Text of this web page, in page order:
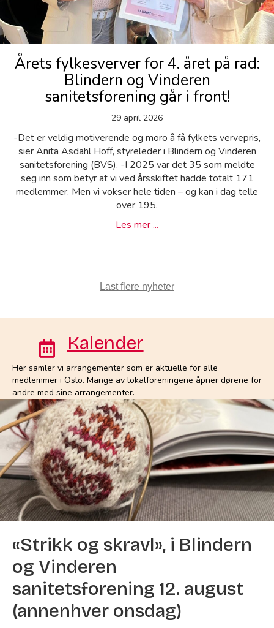
Årets fylkesverver for 4. året på rad:
Blindern og Vinderen
sanitetsforening går i front!
29 april 2026
-Det er veldig motiverende og moro å få fylkets vervepris,
sier Anita Asdahl Hoff, styreleder i Blindern og Vinderen
sanitetsforening (BVS). -I 2025 var det 35 som meldte
seg inn som betyr at vi ved årsskiftet hadde totalt 171
medlemmer. Men vi vokser hele tiden – og kan i dag telle
over 195.
Les mer ...
Last flere nyheter
Kalender
Her samler vi arrangementer som er aktuelle for alle
medlemmer i Oslo. Mange av lokalforeningene åpner dørene for
andre med sine arrangementer.
«Strikk og skravl», i Blindern
og Vinderen
sanitetsforening 12. august
(annenhver onsdag)